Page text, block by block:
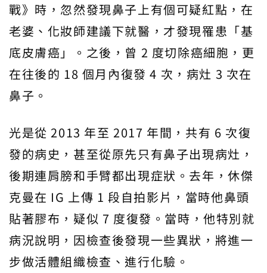
戰》時，忽然發現鼻子上有個可疑紅點，在
老婆、化妝師建議下就醫，才發現罹患「基
底皮膚癌」。之後，曾 2 度切除癌細胞，更
在往後的 18 個月內復發 4 次，病灶 3 次在
鼻子。
光是從 2013 年至 2017 年間，共有 6 次復
發的病史，甚至從原先只有鼻子出現病灶，
後期連肩膀和手臂都出現症狀。去年，休傑
克曼在 IG 上傳 1 段自拍影片，當時他鼻頭
貼著膠布，疑似 7 度復發。當時，他特別就
病況說明，因檢查後發現一些異狀，將進一
步做活體組織檢查、進行化驗。